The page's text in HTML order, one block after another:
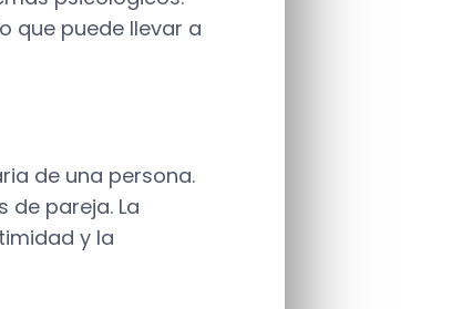
que puede llevar a
de una persona.
pareja. La
y la